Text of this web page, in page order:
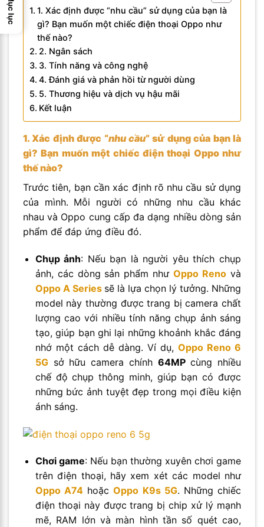
1. Xác định được “nhu cầu” sử dụng của bạn là
gì? Bạn muốn một chiếc điện thoại Oppo như
thế nào?
2. Ngân sách
3. Tính năng và công nghệ
4. Đánh giá và phản hồi từ người dùng
5. Thương hiệu và dịch vụ hậu mãi
Kết luận
1. Xác định được “nhu cầu” sử dụng của bạn là
gì? Bạn muốn một chiếc điện thoại Oppo như
thế nào?
Trước tiên, bạn cần xác định rõ nhu cầu sử dụng
của mình. Mỗi người có những nhu cầu khác
nhau và Oppo cung cấp đa dạng nhiều dòng sản
phẩm để đáp ứng điều đó.
Chụp ảnh: Nếu bạn là người yêu thích chụp
ảnh, các dòng sản phẩm nhưOppo Reno và
Oppo A Series sẽ là lựa chọn lý tưởng. Những
model này thường được trang bị camera chất
lượng cao với nhiều tính năng chụp ảnh sáng
tạo, giúp bạn ghi lại những khoảnh khắc đáng
nhớ một cách dễ dàng. Ví dụ, Oppo Reno 6
5Gsở hữu camera chính 64MPcùng nhiều
chế độ chụp thông minh, giúp bạn có được
những bức ảnh tuyệt đẹp trong mọi điều kiện
ánh sáng.
Chơi game: Nếu bạn thường xuyên chơi game
trên điện thoại, hãy xem xét các model như
Oppo A74hoặc Oppo K9s 5G. Những chiếc
điện thoại này được trang bị chip xử lý mạnh
mẽ, RAM lớn và màn hình tần số quét cao,
Mục lục